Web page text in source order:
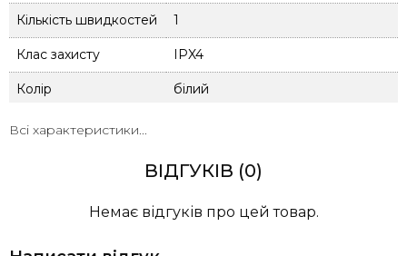
Кількість швидкостей 1
Клас захисту IPX4
Колір білий
Країна виробник
зворотний клапан (опція),
Всі характеристики...
ВІДГУКІВ (0)
Немає відгуків про цей товар.